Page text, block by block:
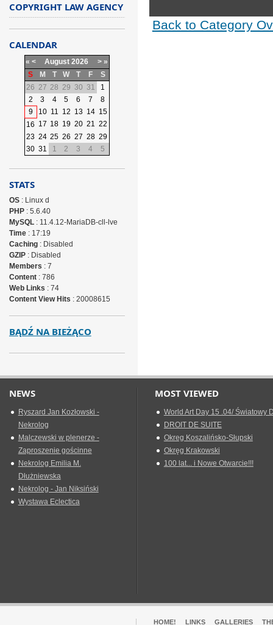
Back to Category
COPYRIGHT LAW AGENCY
CALENDAR
« < August 2026 > »
S
M T W T F
S
26 27 28 29 30 31
1
2
3 4 5 6 7
8
9
10 11 12 13 14 15
16 17 18 19 20 21 22
23 24 25 26 27 28 29
30 31 1 2 3 4 5
STATS
OS: Linux d
PHP: 5.6.40
MySQL: 11.4.12-MariaDB-cll-lve
Time: 17:19
Caching: Disabled
GZIP: Disabled
Members : 7
Content: 786
Web Links : 74
Content View Hits : 20008615
BĄDŹ NA BIEŻĄCO
NEWS
Ryszard Jan Kozłowski -
Nekrolog
Malczewski w plenerze -
Zaproszenie gościnne
Nekrolog Emilia M.
Dłużniewska
Nekrolog - Jan Niksiński
Wystawa Eclectica
MOST VIEWED
World Art Day 15 .04/ Światowy
DROIT DE SUITE
Okreg Koszalińsko-Słupski
Okręg Krakowski
100 lat... i Nowe Otwarcie!!!
HOME! LINKS GALLERIES